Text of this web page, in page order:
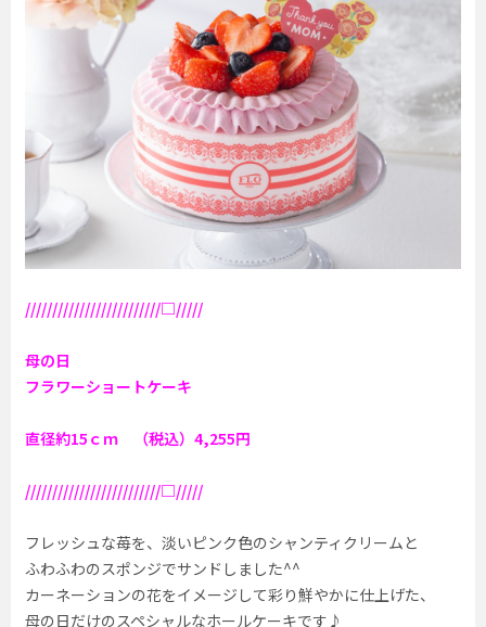
/////////////////////////□/////
母の日
フラワーショートケーキ
直径約15ｃｍ （税込）4,255円
/////////////////////////□/////
フレッシュな苺を、淡いピンク色のシャンティクリームと
ふわふわのスポンジでサンドしました^^
カーネーションの花をイメージして彩り鮮やかに仕上げた、
母の日だけのスペシャルなホールケーキです♪